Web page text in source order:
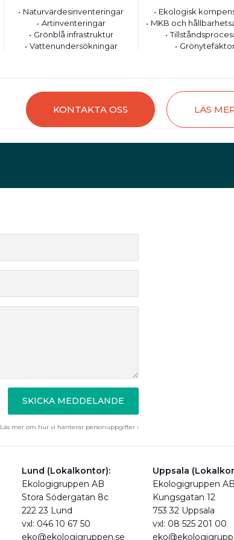
Naturvärdesinventeringar
Artinventeringar
Grönblå infrastruktur
Vattenundersökningar
Ekologisk
MKB och
KONTAKTA OSS LÄS
SKICKA MEDDELANDE
Läs mer om hur vi hanterar personuppgifter ›
Lund (Lokalkontor):
Ekologigruppen AB
Stora Södergatan 8c
222 23 Lund
vxl: 046 10 67 50
eko@ekologigruppen.se
Uppsala
Ekologigruppen AB
Kungsgatan 12
753 32 Uppsala
vxl: 08 525 201 00